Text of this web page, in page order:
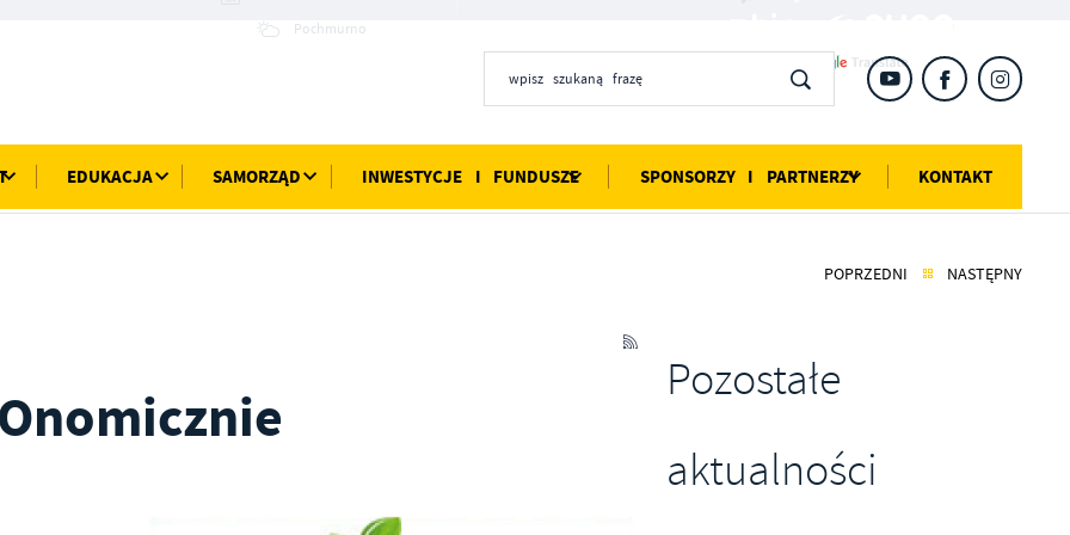
Pochmurno
EDUKACJA SAMORZĄD INWESTYCJE I FUNDUSZE SPONSORZY I PARTNERZY KONTAKT
POPRZEDNI NASTĘPNY
Pozostałe
aktualności